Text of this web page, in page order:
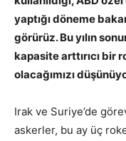
yaptığı döneme
görürüz. Bu yılın
kapasite arttırıcı bir
olacağımızı
Irak ve Suriye’de
askerler, bu ay üç